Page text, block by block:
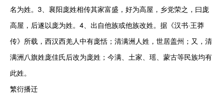
名为姓。3、襄阳庞姓相传其家富盛，好为高屋，乡党荣之，曰庞
高屋，后遂以庞为姓。4、出自他族或他族改姓。据《汉书·王莽
传》所载，西汉西羌人中有庞恬；清满洲人姓，世居盖州；又，清
满洲八旗姓庞佳氏后改为庞姓；今满、土家、瑶、蒙古等民族均有
此姓。
繁衍播迁